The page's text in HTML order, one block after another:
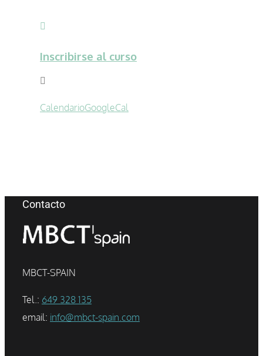
Inscribirse al curso
CalendarioGoogleCal
Contacto
MBCT-SPAIN
Tel.: 649 328 135
email: info@mbct-spain.com